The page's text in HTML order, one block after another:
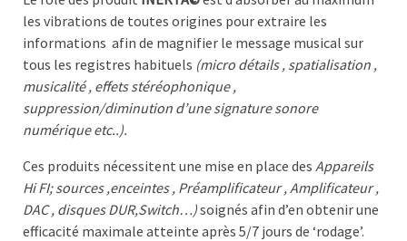
les vibrations de toutes origines pour extraire les
informations afin de magnifier le message musical sur
tous les registres habituels (micro détails , spatialisation ,
musicalité , effets stéréophonique ,
suppression/diminution d’une signature sonore
numérique etc..).
Ces produits nécessitent une mise en place des Appareils
Hi FI; sources ,enceintes , Préamplificateur , Amplificateur ,
DAC , disques DUR,Switch…)soignés afin d’en obtenir une
efficacité maximale atteinte après 5/7 jours de ‘rodage’.